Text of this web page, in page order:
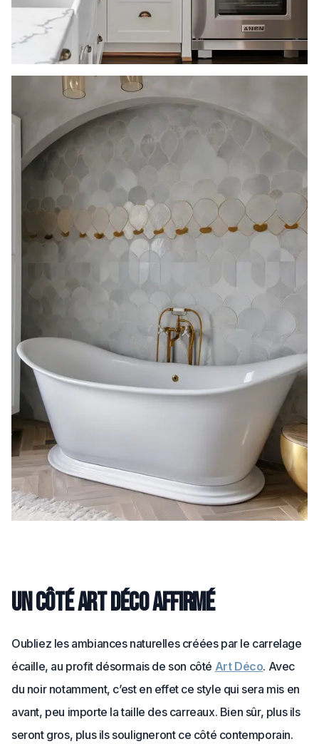
Un côté Art Déco affirmé
Oubliez les ambiances naturelles créées par le carrelage
écaille, au profit désormais de son côté Art Déco. Avec
du noir notamment, c’est en effet ce style qui sera mis en
avant, peu importe la taille des carreaux. Bien sûr, plus ils
seront gros, plus ils souligneront ce côté contemporain.